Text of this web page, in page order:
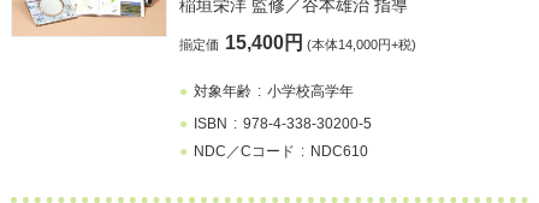
稲垣栄洋監修／谷本雄治指導
揃定価 15,400円 (本体14,000円+税)
対象年齢
小学校高学年
ISBN
978-4-338-30200-5
NDC／Cコード
NDC610